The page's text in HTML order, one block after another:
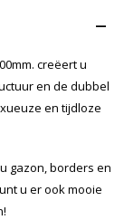
–
creëert u
en de dubbel
en tijdloze
gazon, borders en
u er ook mooie